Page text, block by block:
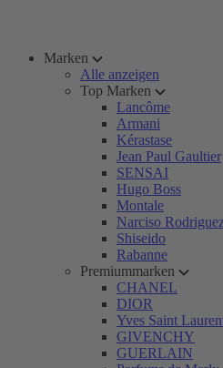
Marken
Alle anzeigen
Top Marken
Lancôme
Armani
Kérastase
Jean Paul Gaultier
SENSAI
Hugo Boss
Montale
Narciso
Shiseido
Rabanne
Premiummarken
CHANEL
DIOR
Yves Saint
GIVENCHY
GUERLAIN